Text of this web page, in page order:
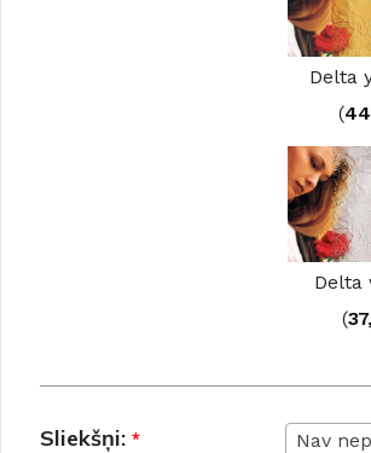
Delta
(
Delta
(
Sliekšņi: * Nav